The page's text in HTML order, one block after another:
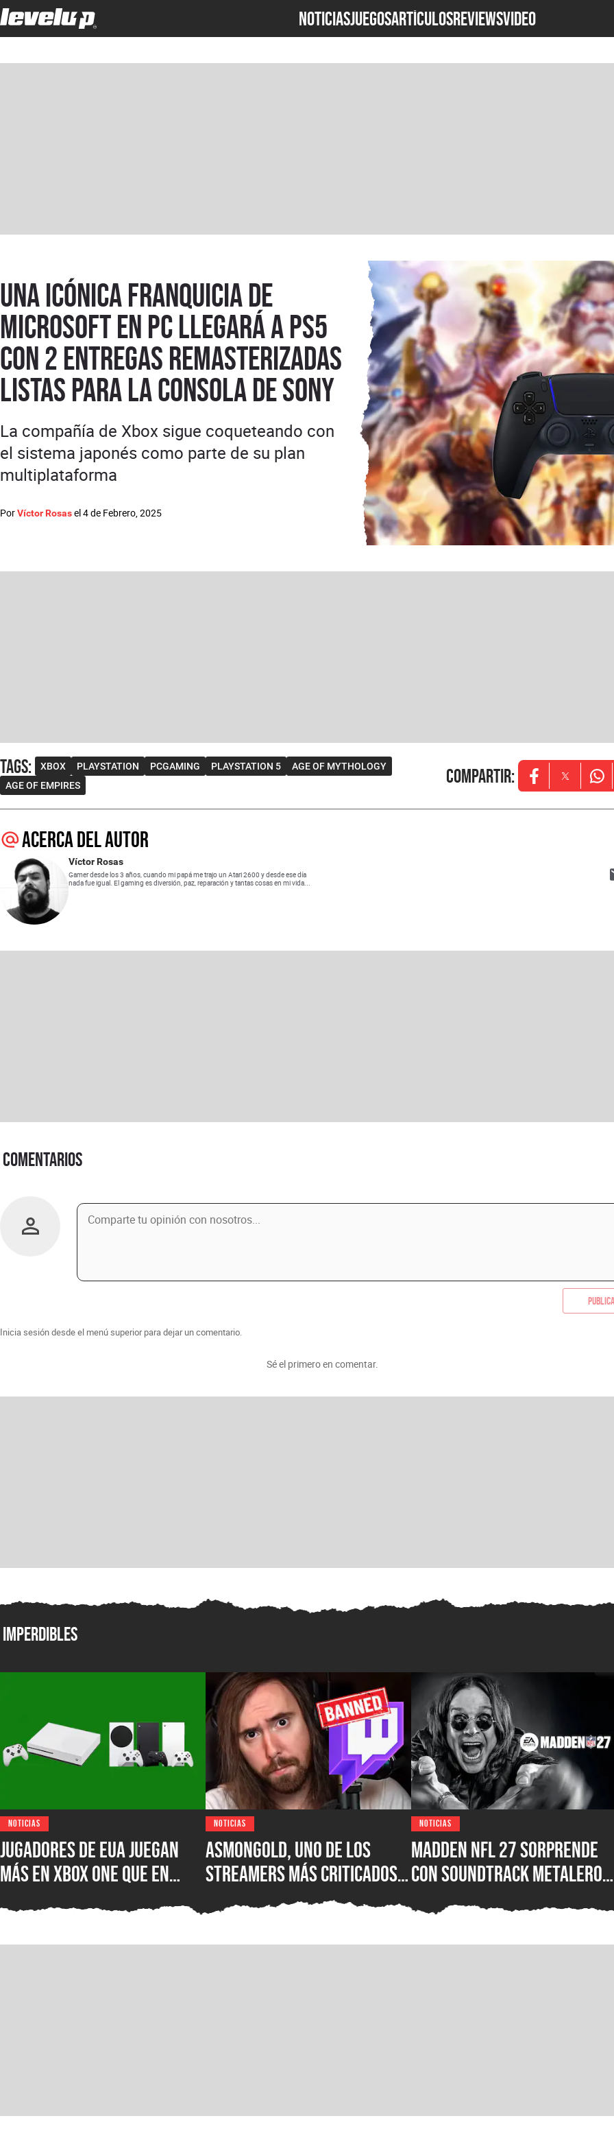
NOTICIASJUEGOSARTÍCULOSREVIEWSVideo
Una icónica franquicia de
Microsoft en PC llegará a PS5
con 2 entregas remasterizadas
listas para la consola de Sony
PorVíctor Rosasel4 de Febrero, 2025
La compañía de Xbox sigue coqueteando con
el sistema japonés como parte de su plan
multiplataforma
Tags: XBOX PLAYSTATION PCGAMING PLAYSTATION 5
AGE OF MYTHOLOGY
AGE OF EMPIRES
Compartir: Opens in new
Opens in
Acerca del autor
Víctor Rosas
Gamer desde los 3 años, cuando mi papá me trajo un Atari 2600 y desde ese día
nada fue igual. El gaming es diversión, paz, reparación y tantas cosas en mi vida...
Comentarios
Inicia sesión desde el menú superior para dejar un comentario.
Sé el primero en comentar.
Imperdibles
NOTICIAS
Jugadores de EUA juegan
más en XBOX One que en
Microsoft en uno de los
NOTICIAS
Asmongold, uno de los
streamers más criticados
del mundo, es baneado de
Twitch por sus polémicos
comentarios sobre los
NOTICIAS
Madden NFL 27 sorprende
con soundtrack metalero:
Motörhead, Lamb of God y
más grupos están en la